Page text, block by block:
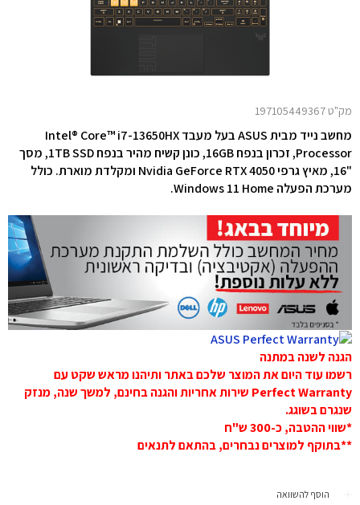
מק"ט 197105449367
מחשב נייד מבית
ASUS בעל מעבד Intel® Core™ i7-13650HX
Processor, זכרון בנפח 16GB,
כונן קשיח מהיר בנפח 1TB SSD, מסך
"16, מאיץ גרפי Nvidia GeForce RTX 4050 ומקלדת מוארת. כולל
מערכת הפעלה Windows 11 Home.
הגנה לשנה במתנה
רשמו עוד היום את המוצר שלכם באתר ותיהנו מראש שקט עם
Perfect Warranty שירות אחריות והגנה בחינם, למשך שנה, מנזק
שנגרם בשוגג.
*שווי ההטבה, כ-300 ש"ח
**בתוקף למוצרים נבחרים, בהתאם לתנאים
הוסף להשוואה